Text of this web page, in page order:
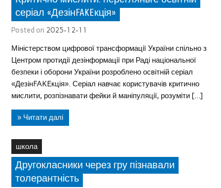
серіал «ДезінFAKEкція»
Posted on 2025-12-11
Міністерством цифрової трансформації України спільно з
Центром протидії дезінформації при Раді національної
безпеки і оборони України розроблено освітній серіал
«ДезінFAKEкція». Серіал навчає користувачів критично
мислити, розпізнавати фейки й маніпуляції, розуміти […]
» Читати далі
школа
Другокласники через гру пізнавали
толерантність